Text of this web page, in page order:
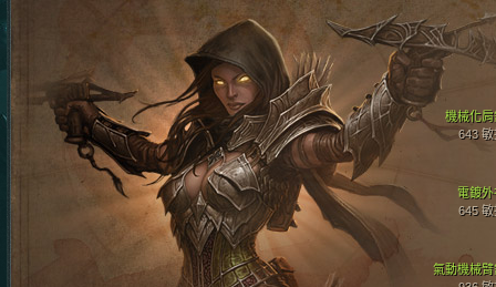
電鍍外
645 敏
氣動機械臂
機械化肩
643 敏